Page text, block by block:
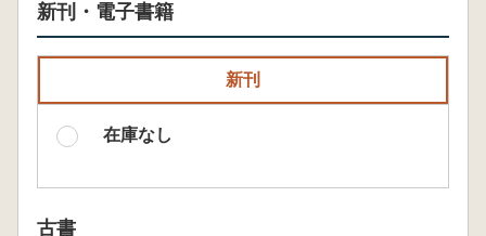
新刊・電子書籍
新刊
在庫なし
古書